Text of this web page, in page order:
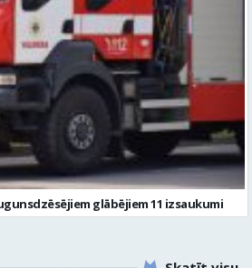
glābējiem 11 izsaukumi